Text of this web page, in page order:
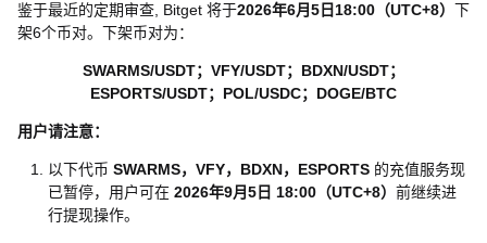
鉴于最近的定期审查, Bitget 将于2026年6月5日18:00（UTC+8） 下
架6个币对。下架币对为：
SWARMS/USDT；VFY/USDT；BDXN/USDT；
ESPORTS/USDT；POL/USDC；DOGE/BTC
用户请注意：
以下代币 SWARMS，VFY，BDXN，ESPORTS 的充值服务现
已暂停，用户可在 2026年9月5日 18:00（UTC+8） 前继续进
行提现操作。